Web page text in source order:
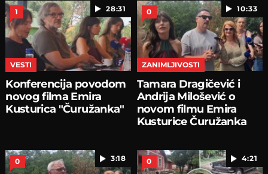
28:31
1
VESTI
Konferencija povodom
novog filma Emira
Kusturica "Čuružanka"
10:33
0
ZANIMLJIVOSTI
Tamara Dragičević i
Andrija Milošević o
novom filmu Emira
Kusturice Čuružanka
3:18
0 4:21
0